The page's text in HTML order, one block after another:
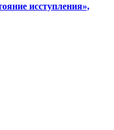
исступления»,